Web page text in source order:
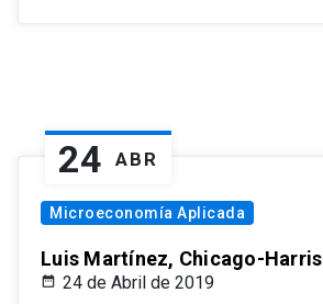
24 ABR
Microeconomía Aplicada
Luis Martínez, Chicago-Harris
24 de Abril de 2019